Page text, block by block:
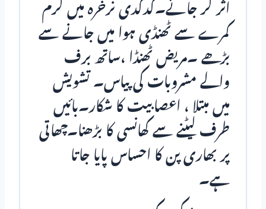
اثر کر جائے۔گدگدی نرخرہ میں گرم
کمرے سے ٹھنڈی ہوا میں جانے سے
بڑھے ۔مریض ٹھنڈا ،ساتھ برف
والے مشروبات کی پیاس۔ تشویش
میں مبتلا ، اعصابیت کا شکار۔بائیں
طرف لیٹنے سے کھانسی کا بڑھنا۔چھاتی
پر بھاری پن کا احساس پایا جاتا
ہے۔